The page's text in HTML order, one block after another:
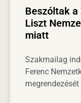
Beszóltak
Liszt
miatt
Szakmailag
Ferenc
megrendezését